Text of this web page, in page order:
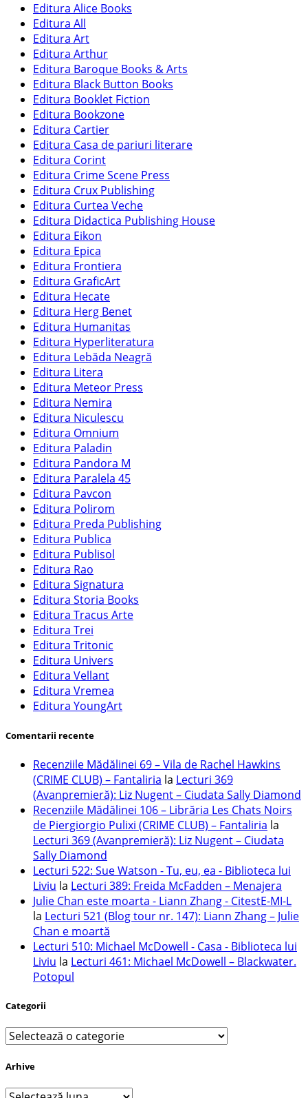
Editura Alice Books
Editura All
Editura Art
Editura Arthur
Editura Baroque Books & Arts
Editura Black Button Books
Editura Booklet Fiction
Editura Bookzone
Editura Cartier
Editura Casa de pariuri literare
Editura Corint
Editura Crime Scene Press
Editura Crux Publishing
Editura Curtea Veche
Editura Didactica Publishing House
Editura Eikon
Editura Epica
Editura Frontiera
Editura GraficArt
Editura Hecate
Editura Herg Benet
Editura Humanitas
Editura Hyperliteratura
Editura Lebăda Neagră
Editura Litera
Editura Meteor Press
Editura Nemira
Editura Niculescu
Editura Omnium
Editura Paladin
Editura Pandora M
Editura Paralela 45
Editura Pavcon
Editura Polirom
Editura Preda Publishing
Editura Publica
Editura Publisol
Editura Rao
Editura Signatura
Editura Storia Books
Editura Tracus Arte
Editura Trei
Editura Tritonic
Editura Univers
Editura Vellant
Editura Vremea
Editura YoungArt
Comentarii recente
Recenziile Mădălinei 69 – Vila de Rachel Hawkins
(CRIME CLUB) – Fantaliria la Lecturi 369
(Avanpremieră): Liz Nugent – Ciudata Sally Diamond
Recenziile Mădălinei 106 – Librăria Les Chats Noirs
de Piergiorgio Pulixi (CRIME CLUB) – Fantaliria la
Lecturi 369 (Avanpremieră): Liz Nugent – Ciudata
Sally Diamond
Lecturi 522: Sue Watson - Tu, eu, ea - Biblioteca lui
Liviu la Lecturi 389: Freida McFadden – Menajera
Julie Chan este moarta - Liann Zhang - CitestE-MI-L
la Lecturi 521 (Blog tour nr. 147): Liann Zhang – Julie
Chan e moartă
Lecturi 510: Michael McDowell - Casa - Biblioteca lui
Liviu la Lecturi 461: Michael McDowell – Blackwater.
Potopul
Categorii
Categorii
Arhive
Arhive